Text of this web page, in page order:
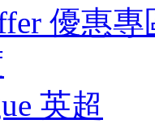
優惠專
英超